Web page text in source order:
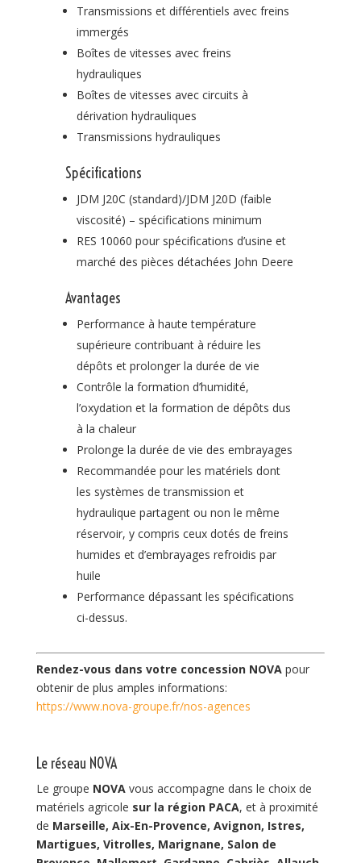
Transmissions et différentiels avec freins
immergés
Boîtes de vitesses avec freins
hydrauliques
Boîtes de vitesses avec circuits à
dérivation hydrauliques
Transmissions hydrauliques
Spécifications
JDM J20C (standard)/JDM J20D (faible
viscosité) – spécifications minimum
RES 10060 pour spécifications d’usine et
marché des pièces détachées John Deere
Avantages
Performance à haute température
supérieure contribuant à réduire les
dépôts et prolonger la durée de vie
Contrôle la formation d’humidité,
l’oxydation et la formation de dépôts dus
à la chaleur
Prolonge la durée de vie des embrayages
Recommandée pour les matériels dont
les systèmes de transmission et
hydraulique partagent ou non le même
réservoir, y compris ceux dotés de freins
humides et d’embrayages refroidis par
huile
Performance dépassant les spécifications
ci-dessus.
Rendez-vous dans votre concession NOVA pour
obtenir de plus amples informations:
https://www.nova-groupe.fr/nos-agences
Le réseau NOVA
Le groupe NOVA vous accompagne dans le choix de
matériels agricole sur la région PACA, et à proximité
de Marseille, Aix-En-Provence, Avignon, Istres,
Martigues, Vitrolles, Marignane, Salon de